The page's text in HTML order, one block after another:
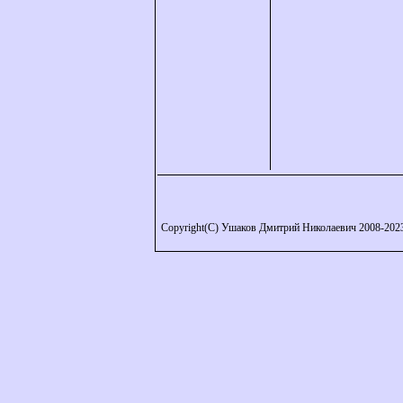
Copyright(C) Ушаков Дмитрий Николаевич 2008-